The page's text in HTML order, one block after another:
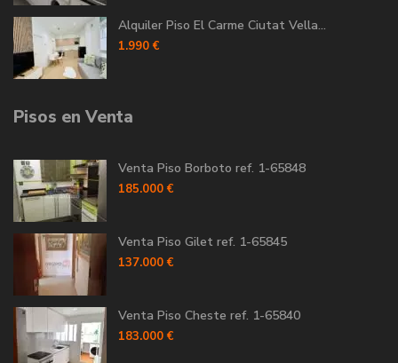
Alquiler Piso El Carme Ciutat Vella...
1.990 €
Pisos en Venta
Venta Piso Borboto ref. 1-65848
185.000 €
Venta Piso Gilet ref. 1-65845
137.000 €
Venta Piso Cheste ref. 1-65840
183.000 €